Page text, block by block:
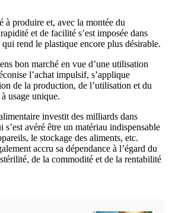
à produire et, avec la montée du
et de facilité s’est imposée dans
rend le plastique encore plus désirable.
bon marché en vue d’une utilisation
l’achat impulsif, s’applique
de la production, de l’utilisation et du
usage unique.
investit des milliards dans
s’est avéré être un matériau indispensable
le stockage des aliments, etc.
accru sa dépendance à l’égard du
de la commodité et de la rentabilité